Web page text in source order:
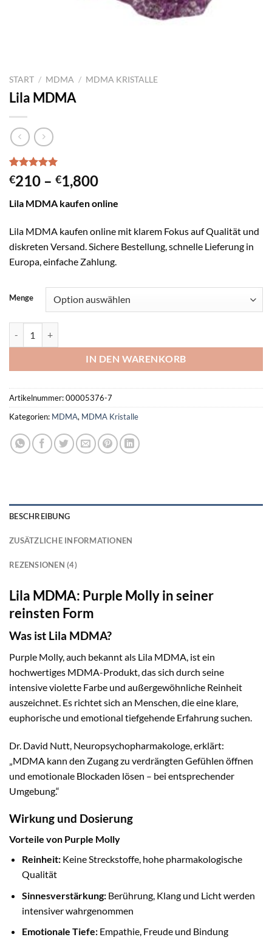
START / MDMA / MDMA KRISTALLE
Lila MDMA
Bewertet
mit5.00
basierend
4
€210 – €1,800Preisspanne:
bis
Lila MDMA kaufen online
Lila MDMA kaufen online mit klarem Fokus auf Qualität und
diskreten Versand. Sichere Bestellung, schnelle Lieferung in
Europa, einfache Zahlung.
Menge
IN DEN WARENKORB
Artikelnummer:00005376-7
Kategorien: MDMA, MDMA Kristalle
BESCHREIBUNG
ZUSÄTZLICHE INFORMATIONEN
REZENSIONEN (4)
Lila MDMA: Purple Molly in seiner
reinsten Form
Was ist Lila MDMA?
Purple Molly, auch bekannt als Lila MDMA, ist ein
hochwertiges MDMA-Produkt, das sich durch seine
intensive violette Farbe und außergewöhnliche Reinheit
auszeichnet. Es richtet sich an Menschen, die eine klare,
euphorische und emotional tiefgehende Erfahrung suchen.
Dr. David Nutt, Neuropsychopharmakologe, erklärt:
„MDMA kann den Zugang zu verdrängten Gefühlen öffnen
und emotionale Blockaden lösen – bei entsprechender
Umgebung.“
Wirkung und Dosierung
Vorteile von Purple Molly
Reinheit:Keine Streckstoffe, hohe pharmakologische
Qualität
Sinnesverstärkung:Berührung, Klang und Licht werden
intensiver wahrgenommen
Emotionale Tiefe:Empathie, Freude und Bindung